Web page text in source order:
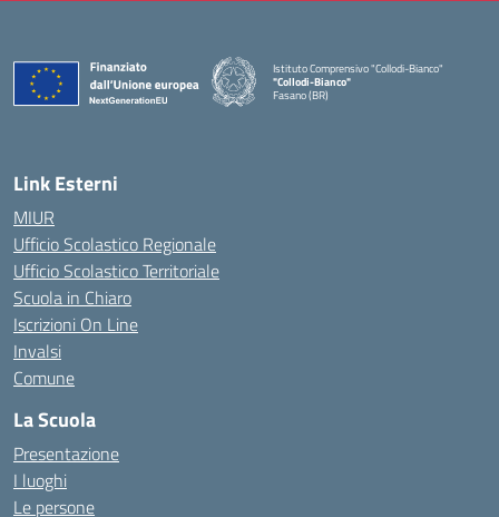
Istituto Comprensivo "Collodi-Bianco"
"Collodi-Bianco"
Fasano (BR)
Link Esterni
MIUR
Ufficio Scolastico Regionale
Ufficio Scolastico Territoriale
Scuola in Chiaro
Iscrizioni On Line
Invalsi
Comune
La Scuola
Presentazione
I luoghi
Le persone